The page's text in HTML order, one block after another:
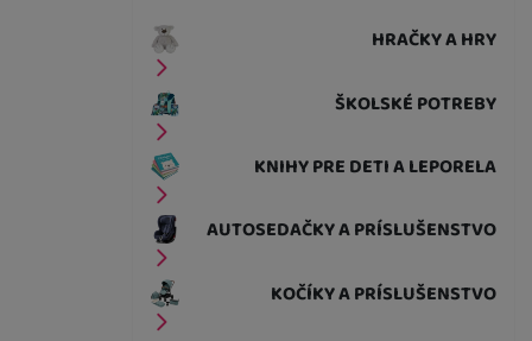
HRAČKY A HRY
ŠKOLSKÉ POTREBY
KNIHY PRE DETI A LEPORELA
AUTOSEDAČKY A PRÍSLUŠENSTVO
KOČÍKY A PRÍSLUŠENSTVO